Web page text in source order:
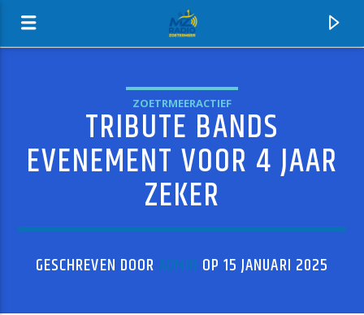
MZ-RADIO
ZOETRMEERACTIEF
TRIBUTE BANDS
EVENEMENT VOOR 4 JAAR
ZEKER
GESCHREVEN DOOR ADMIN OP 15 JANUARI 2025